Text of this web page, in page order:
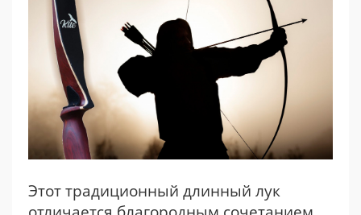
Этот традиционный длинный лук